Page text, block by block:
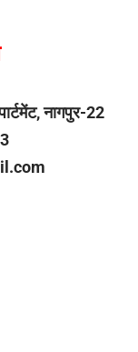
नागपुर-22